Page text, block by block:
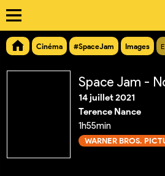
Cinéma #SpaceJam Images
Space Jam -
14 juillet 2021
Terence Nance
1h55min
WARNER BROS.